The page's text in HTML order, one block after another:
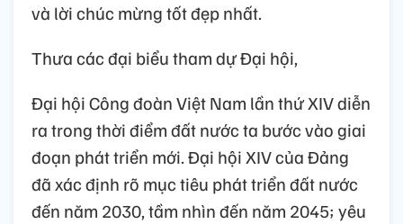
và lời chúc mừng tốt đẹp nhất.
Thưa các đại biểu tham dự Đại hội,
Đại hội Công đoàn Việt Nam lần thứ XIV diễn
ra trong thời điểm đất nước ta bước vào giai
đoạn phát triển mới. Đại hội XIV của Đảng
đã xác định rõ mục tiêu phát triển đất nước
đến năm 2030, tầm nhìn đến năm 2045; yêu